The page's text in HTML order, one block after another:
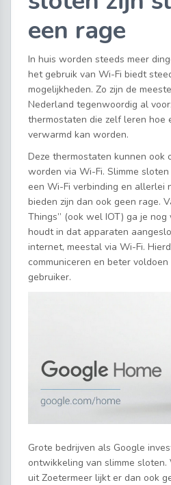
een rage
In huis worden steeds meer
het gebruik van Wi-Fi biedt
mogelijkheden. Zo zijn de
Nederland tegenwoordig al
thermostaten die zelf leren hoe
verwarmd kan worden.
Deze thermostaten kunnen ook
worden via Wi-Fi. Slimme
een Wi-Fi verbinding en allerlei
bieden zijn dan ook geen rage.
Things” (ook wel IOT) ga je nog
houdt in dat apparaten
internet, meestal via Wi-Fi.
communiceren en beter
gebruiker.
Grote bedrijven als Google
ontwikkeling van slimme
uit Zoetermeer lijkt er dan ook